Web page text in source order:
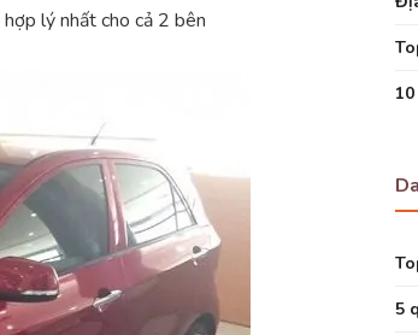
lý nhất cho cả 2 bên
5